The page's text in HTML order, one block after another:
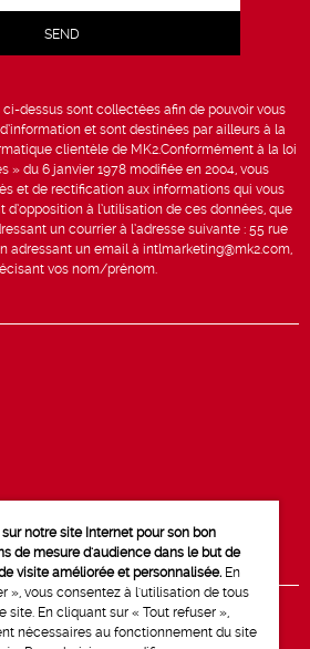
dessus sont collectées afin de pouvoir vous
et sont destinées par ailleurs à la
clientèle de MK2.Conformément à la loi
» du 6 janvier 1978 modifiée en 2004, vous
et de rectification aux informations qui vous
d’opposition à l’utilisation de ces données, que
un courrier à l’adresse suivante : 55 rue
adressant un email à intlmarketing@mk2.com,
vos nom/prénom.
policynotre site Internet pour son bon
de mesure d'audience dans le but de
visite améliorée et personnalisée. En
», vous consentez à l'utilisation de tous
site. En cliquant sur « Tout refuser »,
nécessaires au fonctionnement du site